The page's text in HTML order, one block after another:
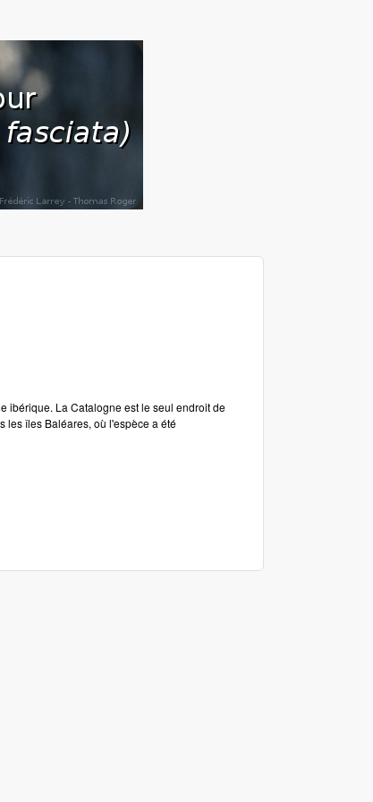
ibérique. La Catalogne est le seul endroit de
les îles Baléares, où l'espèce a été